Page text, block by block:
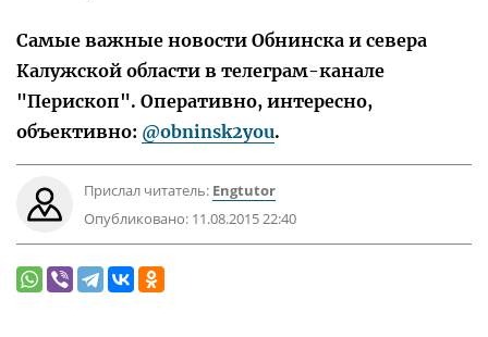
Самые важные новости Обнинска и севера
Калужской области в телеграм-канале
"Перископ". Оперативно, интересно,
объективно: @obninsk2you.
Прислал читатель: Engtutor
Опубликовано: 11.08.2015 22:40